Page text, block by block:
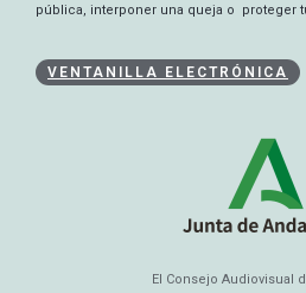
pública, interponer una queja o proteger
VENTANILLA ELECTRÓNICA
El Consejo Audiovisual